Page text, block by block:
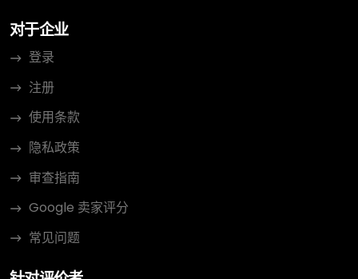
对于企业
登录
注册
使用条款
隐私政策
审查指南
Google 卖家评分
常见问题